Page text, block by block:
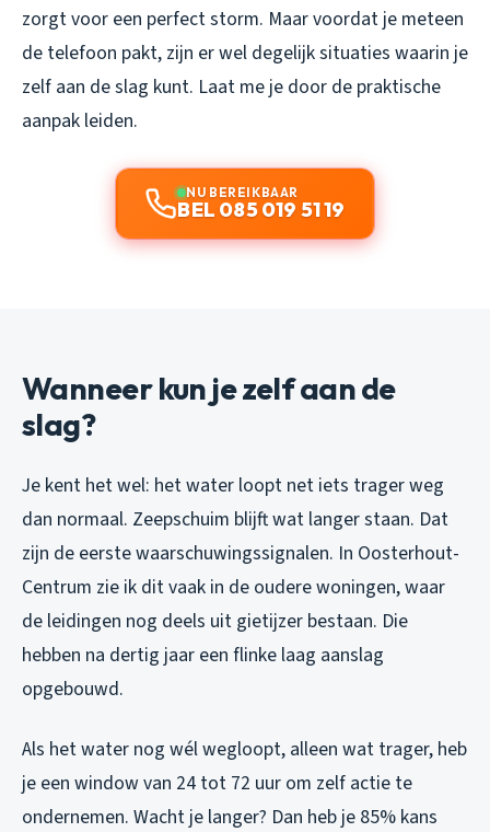
zorgt voor een perfect storm. Maar voordat je meteen
de telefoon pakt, zijn er wel degelijk situaties waarin je
zelf aan de slag kunt. Laat me je door de praktische
aanpak leiden.
NU BEREIKBAAR
BEL 085 019 51 19
Wanneer kun je zelf aan de
slag?
Je kent het wel: het water loopt net iets trager weg
dan normaal. Zeepschuim blijft wat langer staan. Dat
zijn de eerste waarschuwingssignalen. In Oosterhout-
Centrum zie ik dit vaak in de oudere woningen, waar
de leidingen nog deels uit gietijzer bestaan. Die
hebben na dertig jaar een flinke laag aanslag
opgebouwd.
Als het water nog wél wegloopt, alleen wat trager, heb
je een window van 24 tot 72 uur om zelf actie te
ondernemen. Wacht je langer? Dan heb je 85% kans